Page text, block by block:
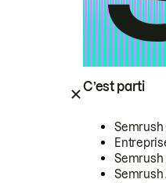
C’est parti
Semrush
Semrush
Semrush